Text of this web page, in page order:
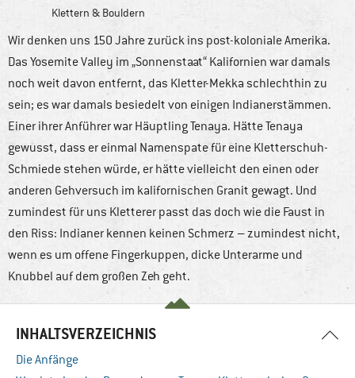
Klettern & Bouldern
Wir denken uns 150 Jahre zurück ins post-koloniale Amerika.
Das Yosemite Valley im „Sonnenstaat“ Kalifornien war damals
noch weit davon entfernt, das Kletter-Mekka schlechthin zu
sein; es war damals besiedelt von einigen Indianerstämmen.
Einer ihrer Anführer war Häuptling Tenaya. Hätte Tenaya
gewusst, dass er einmal Namenspate für eine Kletterschuh-
Schmiede stehen würde, er hätte vielleicht den einen oder
anderen Gehversuch im kalifornischen Granit gewagt. Und
zumindest für uns Kletterer passt das doch wie die Faust in
den Riss: Indianer kennen keinen Schmerz – zumindest nicht,
wenn es um offene Fingerkuppen, dicke Unterarme und
Knubbel auf dem großen Zeh geht.
INHALTSVERZEICHNIS
Die Anfänge